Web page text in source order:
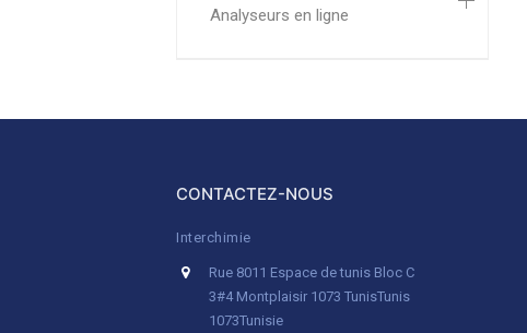
Analyseurs en ligne
CONTACTEZ-NOUS
Interchimie
Rue 8011 Espace de tunis Bloc C
3#4 Montplaisir 1073 TunisTunis
1073Tunisie